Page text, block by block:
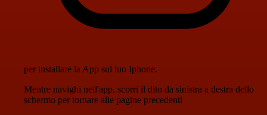
per installare la App sul tuo Iphone.
Mentre navighi nell'app, scorri il dito da sinistra a destra dello
schermo per tornare alle pagine precedenti